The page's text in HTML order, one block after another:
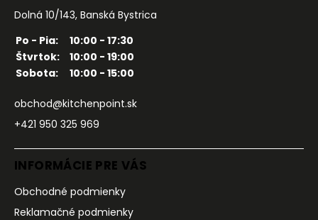
Dolná 10/143, Banská Bystrica
Po - Pia:
10:00 - 17:30
Štvrtok:
10:00 - 19:00
Sobota:
10:00 - 15:00
obchod@kitchenpoint.sk
+421 950 325 969
INFORMÁCIE PRE VÁS
Obchodné podmienky
Reklamačné podmienky